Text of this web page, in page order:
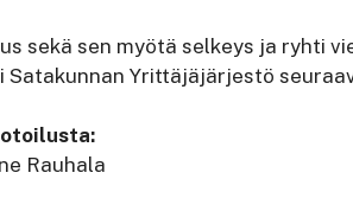
sekä sen myötä selkeys ja ryhti
Satakunnan Yrittäjäjärjestö
Rauhala